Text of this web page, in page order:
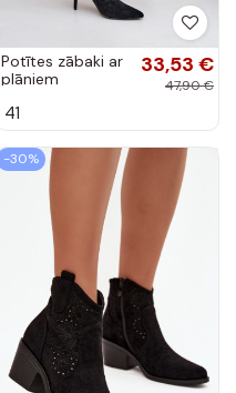
Potītes zābaki ar
plāniem
krāsā Ellinore
33,53 €
47,90 €
41
-30%